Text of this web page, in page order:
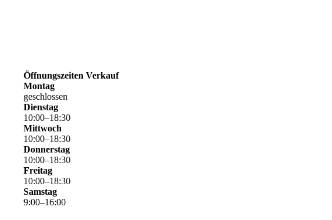
Öffnungszeiten Verkauf
Montag
geschlossen
Dienstag
10:00–18:30
Mittwoch
10:00–18:30
Donnerstag
10:00–18:30
Freitag
10:00–18:30
Samstag
9:00–16:00